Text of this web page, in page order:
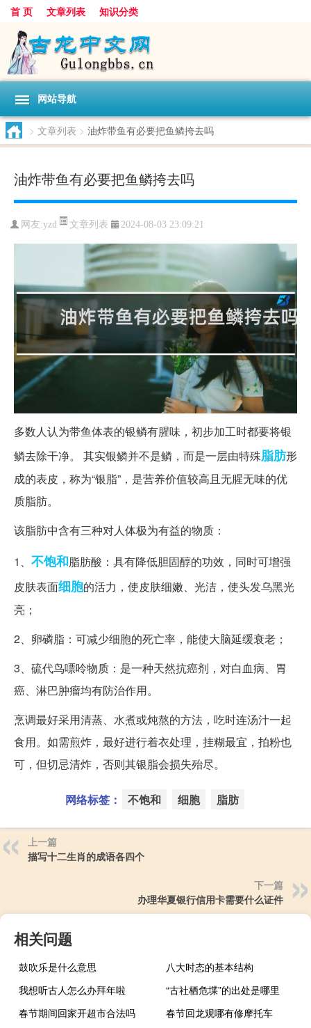
首 页 文章列表 知识分类
网站导航
> 文章列表 > 油炸带鱼有必要把鱼鳞挎去吗
油炸带鱼有必要把鱼鳞挎去吗
网友:yzd 文章列表 2024-08-03 23:09:21
多数人认为带鱼体表的银鳞有腥味，初步加工时都要将银
鳞去除干净。 其实银鳞并不是鳞，而是一层由特殊脂肪形
成的表皮，称为“银脂”，是营养价值较高且无腥无味的优
质脂肪。
该脂肪中含有三种对人体极为有益的物质：
1、 不饱和脂肪酸：具有降低胆固醇的功效，同时可增强
皮肤表面细胞的活力，使皮肤细嫩、光洁，使头发乌黑光
亮；
2、卵磷脂：可减少细胞的死亡率，能使大脑延缓衰老；
3、硫代鸟嘌呤物质：是一种天然抗癌剂，对白血病、胃
癌、淋巴肿瘤均有防治作用。
烹调最好采用清蒸、水煮或炖熬的方法，吃时连汤汁一起
食用。如需煎炸，最好进行着衣处理，挂糊最宜，拍粉也
可，但切忌清炸，否则其银脂会损失殆尽。
网络标签： 不饱和 细胞 脂肪
上一篇
描写十二生肖的成语各四个
下一篇
办理华夏银行信用卡需要什么证件
相关问题
鼓吹乐是什么意思
八大时态的基本结构
我想听古人怎么办拜年啦
“古社栖危堞”的出处是哪里
春节期间回家开超市合法吗
春节回龙观哪有修摩托车